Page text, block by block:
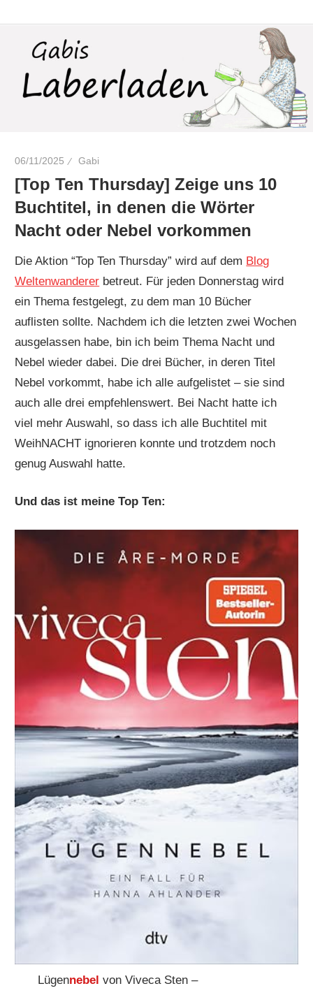
springen
Laberladen
06/11/2025 Gabi
[Top Ten Thursday] Zeige uns 10
Buchtitel, in denen die Wörter
Nacht oder Nebel vorkommen
Die Aktion “Top Ten Thursday” wird auf dem Blog
Weltenwanderer betreut. Für jeden Donnerstag wird
ein Thema festgelegt, zu dem man 10 Bücher
auflisten sollte. Nachdem ich die letzten zwei Wochen
ausgelassen habe, bin ich beim Thema Nacht und
Nebel wieder dabei. Die drei Bücher, in deren Titel
Nebel vorkommt, habe ich alle aufgelistet – sie sind
auch alle drei empfehlenswert. Bei Nacht hatte ich
viel mehr Auswahl, so dass ich alle Buchtitel mit
WeihNACHT ignorieren konnte und trotzdem noch
genug Auswahl hatte.
Und das ist meine Top Ten:
Lügennebel von Viveca Sten –